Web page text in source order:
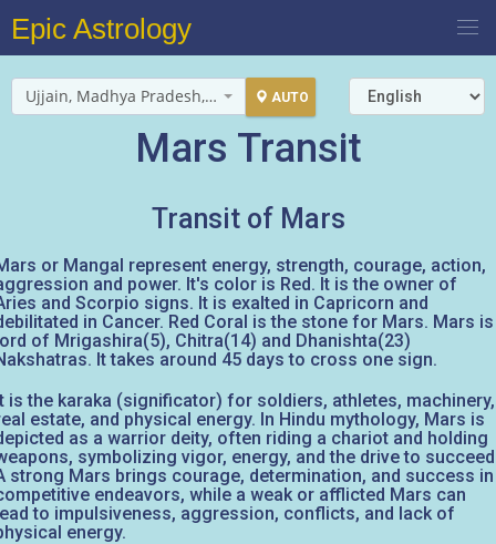
Epic Astrology
Ujjain, Madhya Pradesh, India AUTO
Mars Transit
Transit of Mars
or Mangal represent energy, strength, courage, action,
and power. It's color is Red. It is the owner of
and Scorpio signs. It is exalted in Capricorn and
in Cancer. Red Coral is the stone for Mars. Mars is
of Mrigashira(5), Chitra(14) and Dhanishta(23)
It takes around 45 days to cross one sign.
is the karaka (significator) for soldiers, athletes, machinery,
estate, and physical energy. In Hindu mythology, Mars is
as a warrior deity, often riding a chariot and holding
symbolizing vigor, energy, and the drive to
strong Mars brings courage, determination, and success in
endeavors, while a weak or afflicted Mars can
to impulsiveness, aggression, conflicts, and lack of
energy.